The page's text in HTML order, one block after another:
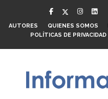
AUTORES QUIENES SOMOS
POLÍTICAS DE PRIVACIDAD